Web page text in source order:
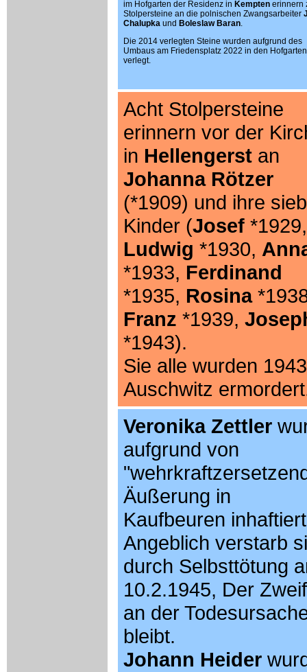
im Hofgarten der Residenz in Kempten erinnern
Stolpersteine an die polnischen Zwangsarbeiter
Chalupka und Boleslaw Baran.
Die 2014 verlegten Steine wurden aufgrund des
Umbaus am Friedensplatz 2022 in den Hofgarten
verlegt.
Acht Stolpersteine
erinnern vor der
in Hellengerst an
Johanna Rötzer
(*1909) und ihre
Kinder (Josef *1929,
Ludwig *1930,
*1933, Ferdinand
*1935, Rosina
Franz *1939,
*1943).
Sie alle wurden
Auschwitz
Veronika Zettler
aufgrund von
Äußerung in
Kaufbeuren
Angeblich verstarb
durch Selbsttötung
10.2.1945, Der
an der
bleibt.
Johann Heider